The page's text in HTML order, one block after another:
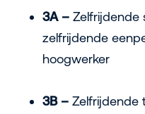
3A – Zelfrijdende
zelfrijdende
hoogwerker
3B – Zelfrijdende